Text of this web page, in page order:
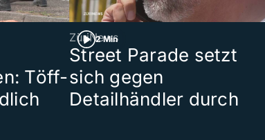
Töff-
2 Min
ZüriNews
Street Parade setzt
sich gegen
Detailhändler durch